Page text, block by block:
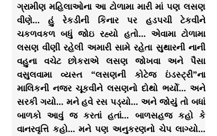
ગ્રામીણ મહિલાઓના આ ટોળામા મારી માં પણ લસણ
વીણે… હું રેકડીની કિનાર પર હડપચી ટેકવીને
ચકળવકળ બધું જોઇ રહ્યો હતો… એવામા ટોળામા
લસણ વીણી રહેલી અમારી સામે રહેતા સુથારની નાની
વહુના વચેટ છોકરાએ લસણ જોખવા અને પૈસા
વસુલવામા વ્યસ્ત “લસણની કોટેજ ઇંડસ્ટ્રી”ના
માલિકની નજર ચૂકવીને લસણનો દોથો ભર્યો… અને
સરકી ગયો… મને હવે રસ પડ્યો… અને જોયું તો બધાં
બાળકો આવું જ કરતાં હતાં… બાળસહજ કહો કે
વાનરવૃત્તિ કહો… મને પણ અનુકરણનો ચેપ લાગ્યો…